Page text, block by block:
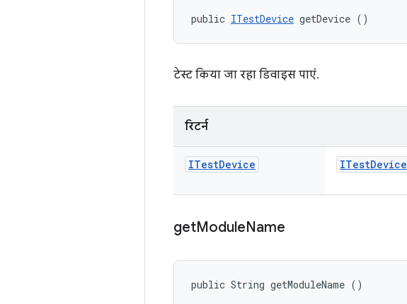
public ITestDevice getDevice ()
टेस्ट किया जा रहा डिवाइस पाएं.
रिटर्न
ITestDevice ITestDevice
getModuleName
public String getModuleName ()